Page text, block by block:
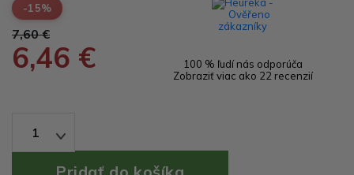
-15%
7,60 €
6,46 €
100 % ľudí nás odporúča
Zobraziť viac ako 22 recenzií
1